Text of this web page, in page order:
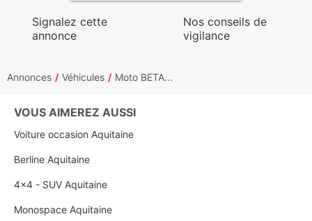
Signalez cette
annonce
Nos conseils de
vigilance
Annonces Véhicules Moto BETA...
VOUS AIMEREZ AUSSI
Voiture occasion Aquitaine
Berline Aquitaine
4x4 - SUV Aquitaine
Monospace Aquitaine